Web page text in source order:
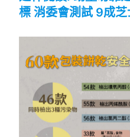
標 消委會測試 9成